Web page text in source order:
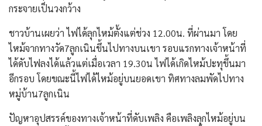
กระจายเป็นวงกว้าง
ชาวบ้านเผยว่า ไฟได้ลุกไหม้ตั้งแต่ช่วง 12.00น. ที่ผ่านมา โดย
ไหม้จากทางวัด7ลูกเนินขึ้นไปทางบนเขา รอบแรกทางเจ้าหน้าที่
ได้ดับไฟลงได้แล้วแต่เมื่อเวลา 19.30น ไฟได้เกิดไหม้ปะทุขึ้นมา
อีกรอบ โดยขณะนี้ไฟได้ไหม้อยู่บนยอดเขา ทิศทางลมพัดไปทาง
หมู่บ้าน7ลูกเนิน
ปัญหาอุปสรรค์ของทางเจ้าหน้าที่ดับเพลิง คือเพลิงลุกไหม้อยู่บน